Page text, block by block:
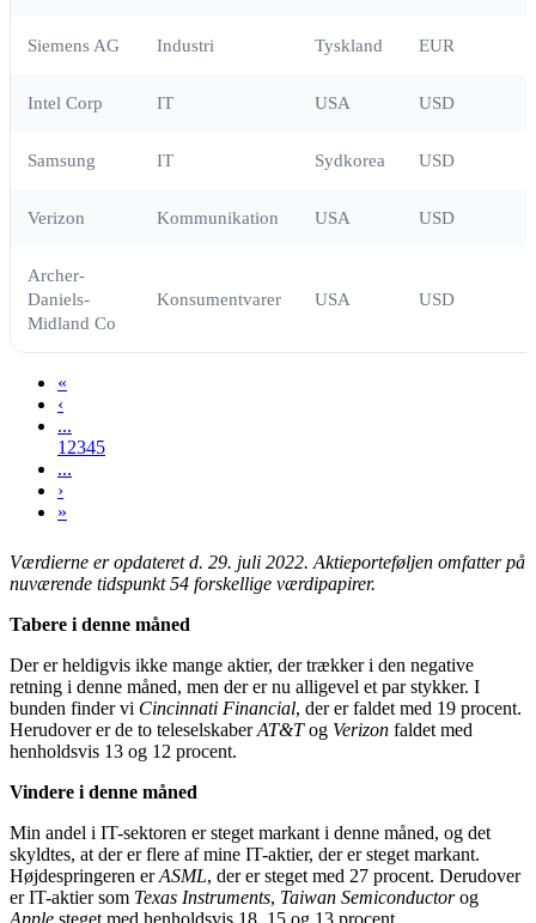
Siemens AG Industri Tyskland EUR
Intel Corp IT USA USD
Samsung IT Sydkorea USD
Verizon Kommunikation USA USD
Archer-
Daniels-
Midland Co
Konsumentvarer USA USD
«
‹
...
1 2345
...
›
»
Værdierne er opdateret d. 29. juli 2022. Aktieporteføljen omfatter på
nuværende tidspunkt 54 forskellige værdipapirer.
Tabere i denne måned
Der er heldigvis ikke mange aktier, der trækker i den negative
retning i denne måned, men der er nu alligevel et par stykker. I
bunden finder vi Cincinnati Financial, der er faldet med 19 procent.
Herudover er de to teleselskaberAT&Tog Verizon faldet med
henholdsvis 13 og 12 procent.
Vindere i denne måned
Min andel i IT-sektoren er steget markant i denne måned, og det
skyldtes, at der er flere af mine IT-aktier, der er steget markant.
Højdespringeren erASML, der er steget med 27 procent. Derudover
er IT-aktier som Texas Instruments, Taiwan Semiconductorog